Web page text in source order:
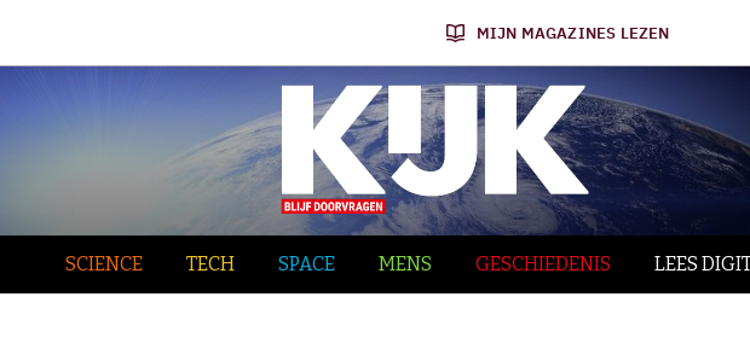
MIJN MAGAZINES LEZEN
SCIENCE TECH SPACE MENS GESCHIEDENIS LEES